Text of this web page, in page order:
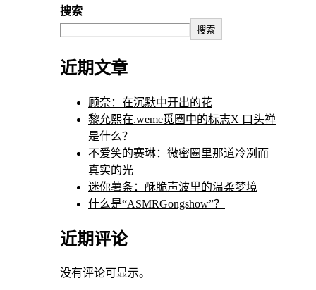
搜索
搜索
近期文章
顾奈：在沉默中开出的花
黎允熙在.weme觅圈中的标志X 口头禅
是什么？
不爱笑的赛琳：微密圈里那道冷冽而
真实的光
迷你薯条：酥脆声波里的温柔梦境
什么是“ASMRGongshow”？
近期评论
没有评论可显示。